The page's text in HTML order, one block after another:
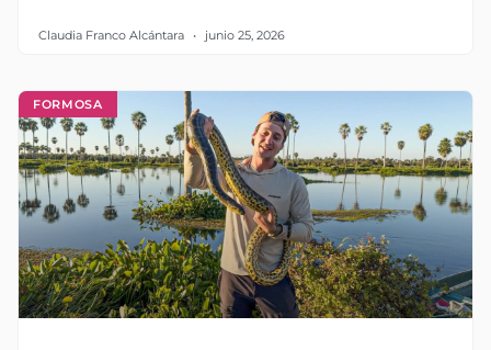
Claudia Franco Alcántara junio 25, 2026
FORMOSA